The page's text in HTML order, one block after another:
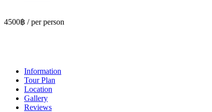
4500฿ / per person
Information
Tour Plan
Location
Gallery
Reviews